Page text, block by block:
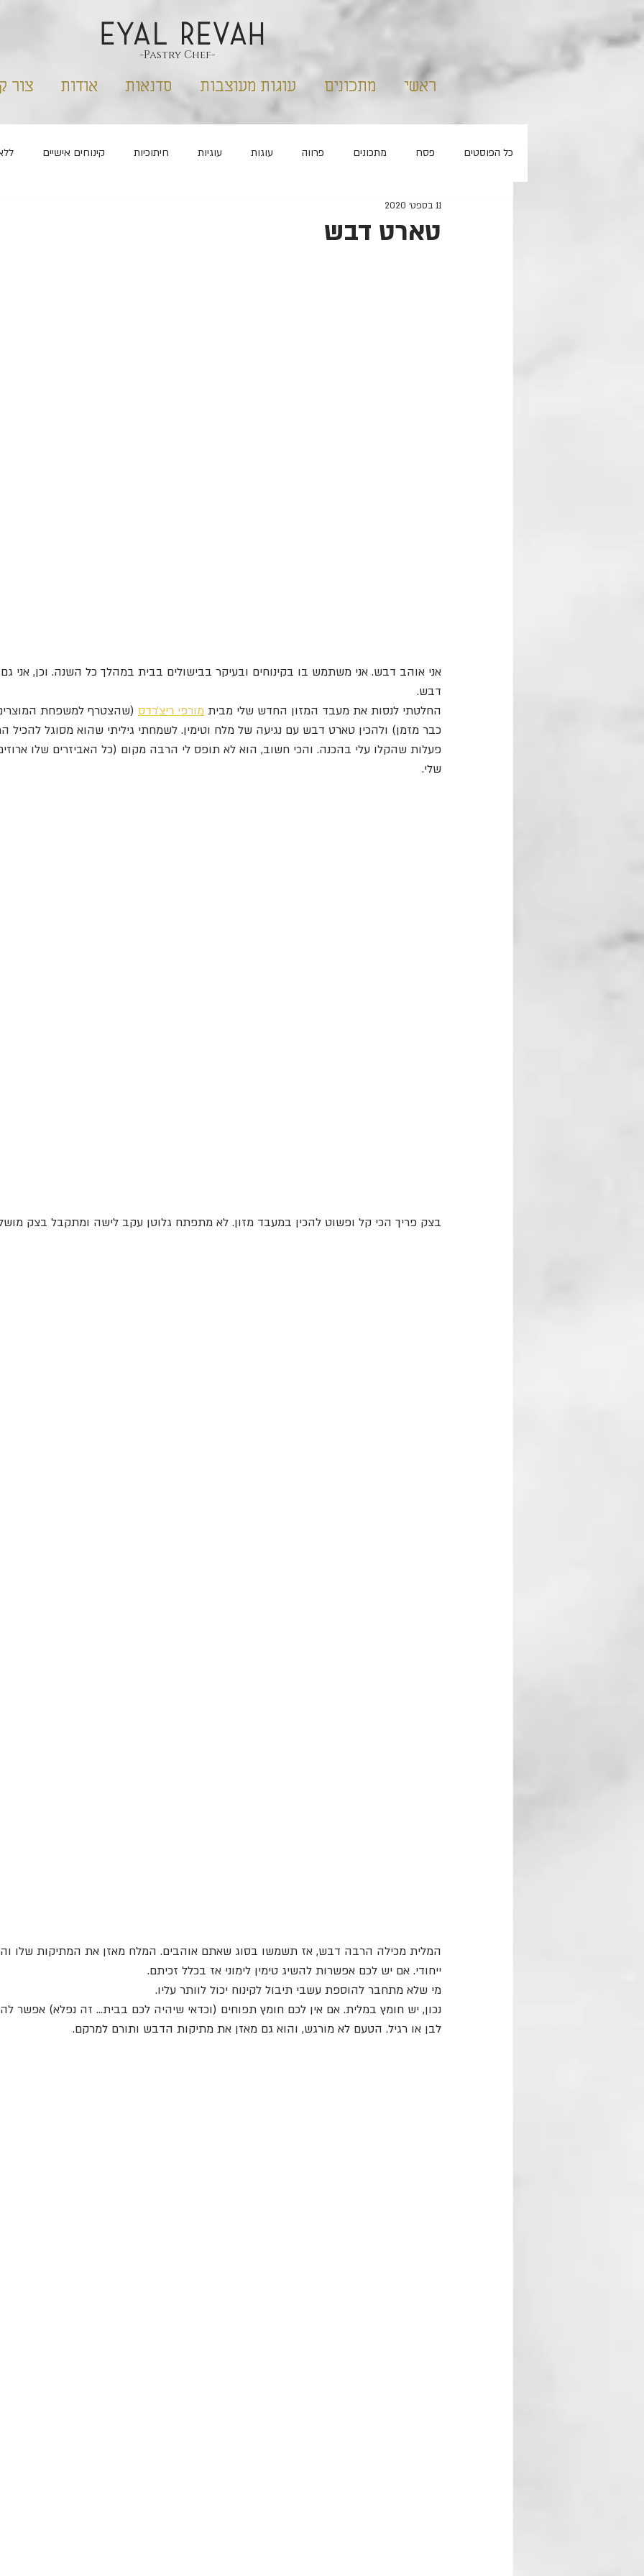
EYAL REVAH
-Pastry Chef-
ראשי מתכונים עוגות מעוצבות סדנאות אודות צור
כל הפוסטים פסח מתכונים פרווה עוגות עוגיות חיתוכיות קינוחים אישיים
ללא סוכר
טארט דבש
11 בספט׳ 2020
אני אוהב דבש. אני משתמש בו בקינוחים ובעיקר בבישולים בבית במהלך כל השנה. וכן, אני
דבש.
החלטתי לנסות את מעבד המזון החדש שלי מבית מורפי ריצ׳רדס (שהצטרף למשפחת
כבר מזמן) ולהכין טארט דבש עם נגיעה של מלח וטימין. לשמחתי גיליתי שהוא מסוגל
פעלות שהקלו עלי בהכנה. והכי חשוב, הוא לא תופס לי הרבה מקום (כל האביזרים שלו
שלי.
בצק פריך הכי קל ופשוט להכין במעבד מזון. לא מתפתח גלוטן עקב לישה ומתקבל בצק
המלית מכילה הרבה דבש, אז תשמשו בסוג שאתם אוהבים. המלח מאזן את המתיקות שלו
ייחודי. אם יש לכם אפשרות להשיג טימין לימוני אז בכלל זכיתם.
מי שלא מתחבר להוספת עשבי תיבול לקינוח יכול לוותר עליו.
נכון, יש חומץ במלית. אם אין לכם חומץ תפוחים (וכדאי שיהיה לכם בבית... זה נפלא) אפשר
לבן או רגיל. הטעם לא מורגש, והוא גם מאזן את מתיקות הדבש ותורם למרקם.